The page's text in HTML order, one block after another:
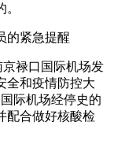
的紧急提醒
京禄口国际机场发
全和疫情防控大
际机场经停史的
配合做好核酸检